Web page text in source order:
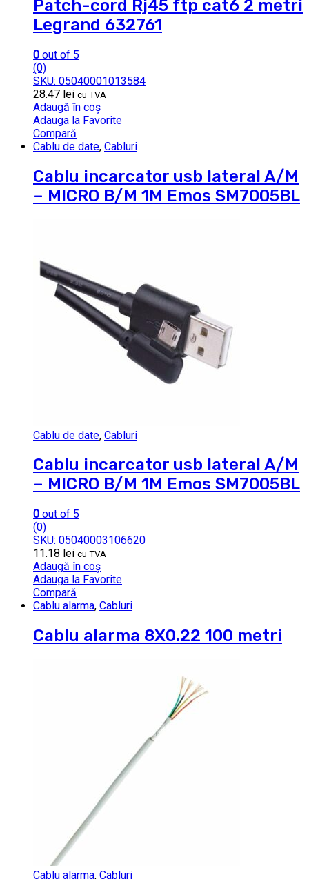
Patch-cord Rj45 ftp cat6 2 metri
Legrand 632761
0 out of 5
(0)
SKU: 05040001013584
28.47 lei cu TVA
Adaugă în coș
Adauga la Favorite
Compară
Cablu de date, Cabluri
Cablu incarcator usb lateral A/M
– MICRO B/M 1M Emos SM7005BL
Cablu de date, Cabluri
Cablu incarcator usb lateral A/M
– MICRO B/M 1M Emos SM7005BL
0 out of 5
(0)
SKU: 05040003106620
11.18 lei cu TVA
Adaugă în coș
Adauga la Favorite
Compară
Cablu alarma, Cabluri
Cablu alarma 8X0.22 100 metri
Cablu alarma, Cabluri